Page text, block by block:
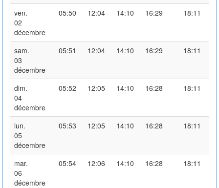
ven.
02
décembre
05:50 12:04 14:10 16:29 18:11
sam.
03
décembre
05:51 12:04 14:10 16:29 18:11
dim.
04
décembre
05:52 12:05 14:10 16:28 18:11
lun.
05
décembre
05:53 12:05 14:10 16:28 18:11
mar.
06
décembre
05:54 12:06 14:10 16:28 18:11